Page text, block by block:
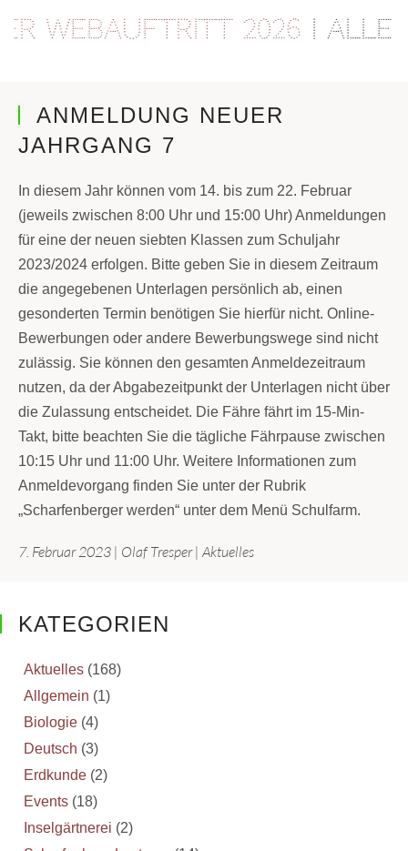
Webauftritt 2026| Alle
ANMELDUNG NEUER
JAHRGANG 7
In diesem Jahr können vom 14. bis zum 22. Februar
(jeweils zwischen 8:00 Uhr und 15:00 Uhr) Anmeldungen
für eine der neuen siebten Klassen zum Schuljahr
2023/2024 erfolgen. Bitte geben Sie in diesem Zeitraum
die angegebenen Unterlagen persönlich ab, einen
gesonderten Termin benötigen Sie hierfür nicht. Online-
Bewerbungen oder andere Bewerbungswege sind nicht
zulässig. Sie können den gesamten Anmeldezeitraum
nutzen, da der Abgabezeitpunkt der Unterlagen nicht über
die Zulassung entscheidet. Die Fähre fährt im 15-Min-
Takt, bitte beachten Sie die tägliche Fährpause zwischen
10:15 Uhr und 11:00 Uhr. Weitere Informationen zum
Anmeldevorgang finden Sie unter der Rubrik
„Scharfenberger werden“ unter dem Menü Schulfarm.
7. Februar 2023 | Olaf Tresper|Aktuelles
KATEGORIEN
Aktuelles(168)
Allgemein (1)
Biologie(4)
Deutsch (3)
Erdkunde(2)
Events(18)
Inselgärtnerei (2)